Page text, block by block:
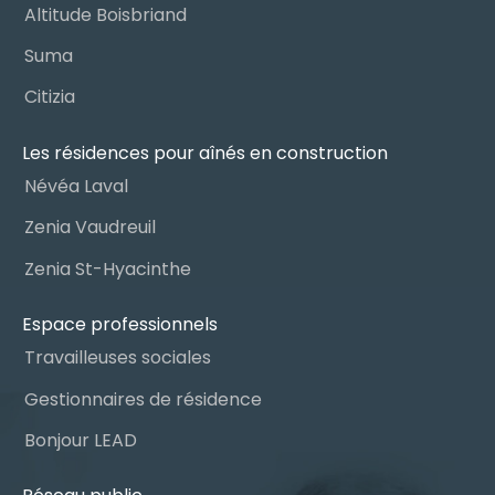
Altitude Boisbriand
Suma
Citizia
Les résidences pour aînés en construction
Névéa Laval
Zenia Vaudreuil
Zenia St-Hyacinthe
Espace professionnels
Travailleuses sociales
Gestionnaires de résidence
Bonjour LEAD